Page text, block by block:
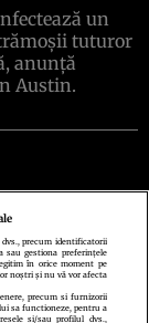
un
tuturor
anunță
Austin.
şi condiţii
precum identificatorii
sau gestiona preferințele
în orice moment pe
noștri și nu vă vor afecta
precum si furnizorii
sa functioneze, pentru a
si/sau profilul dvs.,